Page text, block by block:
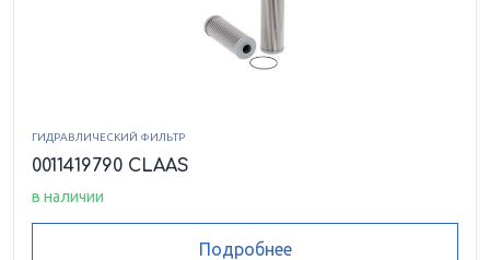
ГИДРАВЛИЧЕСКИЙ ФИЛЬТР
0011419790 CLAAS
в наличии
Подробнее